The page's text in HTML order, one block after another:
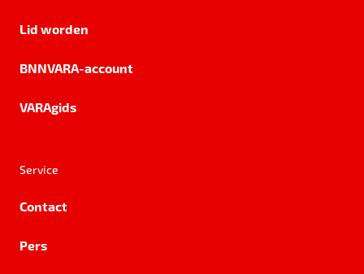
Lid worden
BNNVARA-account
VARAgids
Service
Contact
Pers